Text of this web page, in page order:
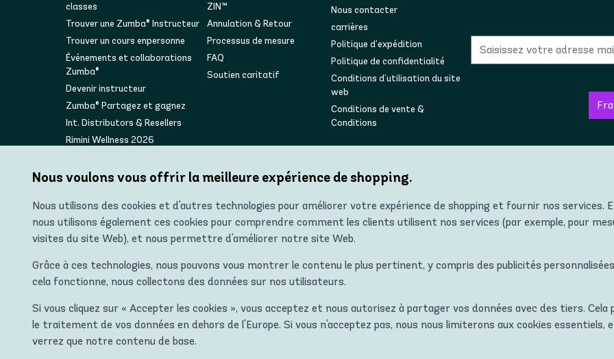
classes
Trouver une Zumba® Instructeur
Trouver un cours enpersonne
Événements et collaborations
Zumba®
Devenir instructeur
Zumba® Partagez et gagnez
Int. Distributors & Resellers
Rimini Wellness 2026
ZIN™
Annulation & Retour
Processus de mesure
FAQ
Soutien caritatif
Nous contacter
carrières
Politique d'expédition
Politique de confidentialité
Conditions d'utilisation du site
web
Conditions de vente &
Conditions
Copyright © 2022 Zumba® Wear Europe All Rights Reserved.
"Zumba Wear Europe Ltd est un distributeur agréé de vêtements, chaussures et accessoires ZUMBA et STRONG ID dans tous les
avec autorisation."
Nous voulons vous offrir la meilleure expérience de shopping.
Nous utilisons des cookies et d'autres technologies pour améliorer votre expérience de shopping et fournir nos services.
nous utilisons également ces cookies pour comprendre comment les clients utilisent nos services (par exemple, pour
visites du site Web), et nous permettre d'améliorer notre site Web.
Grâce à ces technologies, nous pouvons vous montrer le contenu le plus pertinent, y compris des publicités
cela fonctionne, nous collectons des données sur nos utilisateurs.
Si vous cliquez sur « Accepter les cookies », vous acceptez et nous autorisez à partager vos données avec des tiers. Cela
le traitement de vos données en dehors de l'Europe. Si vous n'acceptez pas, nous nous limiterons aux cookies essentiels,
verrez que notre contenu de base.